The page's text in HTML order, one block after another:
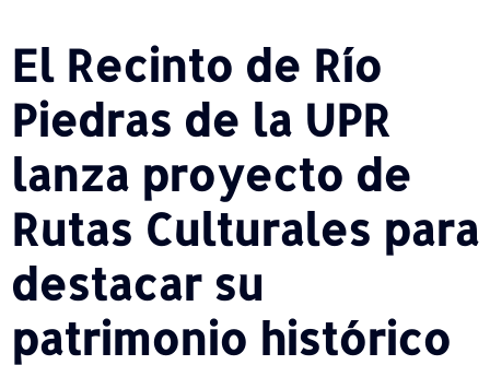
El Recinto de Río
Piedras de la UPR
lanza proyecto de
Rutas Culturales para
destacar su
patrimonio histórico